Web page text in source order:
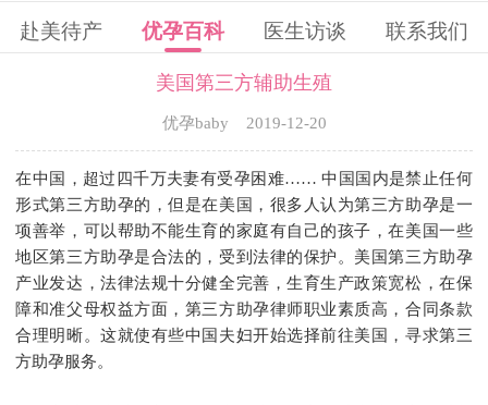
赴美待产 优孕百科 医生访谈 联系我们
美国第三方辅助生殖
优孕baby 2019-12-20
在中国，超过四千万夫妻有受孕困难…… 中国国内是禁止任何
形式第三方助孕的，但是在美国，很多人认为第三方助孕是一
项善举，可以帮助不能生育的家庭有自己的孩子，在美国一些
地区第三方助孕是合法的，受到法律的保护。美国第三方助孕
产业发达，法律法规十分健全完善，生育生产政策宽松，在保
障和准父母权益方面，第三方助孕律师职业素质高，合同条款
合理明晰。这就使有些中国夫妇开始选择前往美国，寻求第三
方助孕服务。